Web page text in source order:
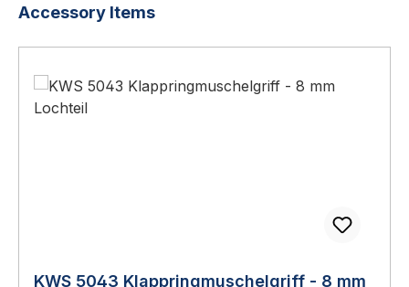
Produktgalerie überspringen
Accessory Items
KWS 5043 Klappringmuschelgriff - 8 mm